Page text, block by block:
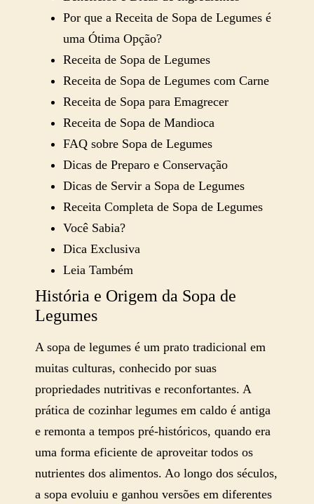
Por que a Receita de Sopa de Legumes é
uma Ótima Opção?
Receita de Sopa de Legumes
Receita de Sopa de Legumes com Carne
Receita de Sopa para Emagrecer
Receita de Sopa de Mandioca
FAQ sobre Sopa de Legumes
Dicas de Preparo e Conservação
Dicas de Servir a Sopa de Legumes
Receita Completa de Sopa de Legumes
Você Sabia?
Dica Exclusiva
Leia Também
História e Origem da Sopa de
Legumes
A sopa de legumes é um prato tradicional em
muitas culturas, conhecido por suas
propriedades nutritivas e reconfortantes. A
prática de cozinhar legumes em caldo é antiga
e remonta a tempos pré-históricos, quando era
uma forma eficiente de aproveitar todos os
nutrientes dos alimentos. Ao longo dos séculos,
a sopa evoluiu e ganhou versões em diferentes